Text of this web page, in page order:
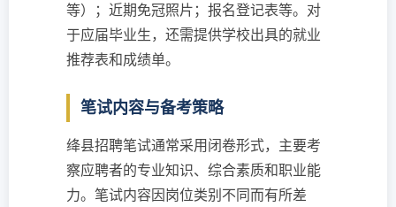
等）；近期免冠照片；报名登记表等。对
于应届毕业生，还需提供学校出具的就业
推荐表和成绩单。
笔试内容与备考策略
绛县招聘笔试通常采用闭卷形式，主要考
察应聘者的专业知识、综合素质和职业能
力。笔试内容因岗位类别不同而有所差